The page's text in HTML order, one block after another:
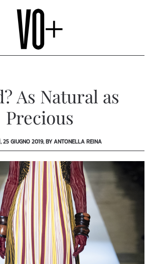
As Natural as
Precious
25 GIUGNO 2019, BY ANTONELLA REINA